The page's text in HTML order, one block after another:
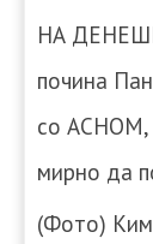
НА
почина
со АСНОМ,
мирно да
(Фото)